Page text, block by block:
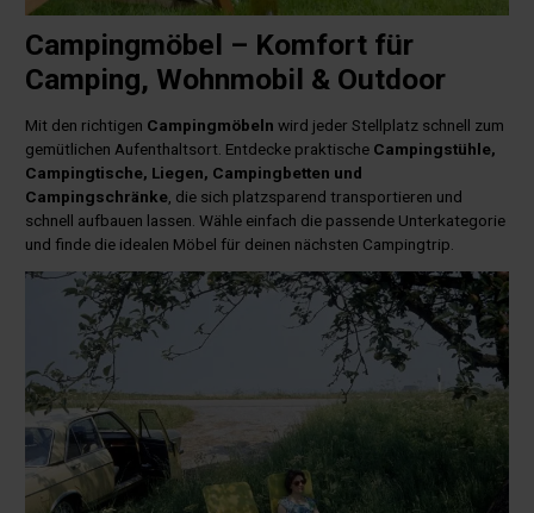
Campingmöbel – Komfort für
Camping, Wohnmobil & Outdoor
Mit den richtigen Campingmöbeln wird jeder Stellplatz schnell zum
gemütlichen Aufenthaltsort. Entdecke praktische Campingstühle,
Campingtische, Liegen, Campingbetten und
Campingschränke , die sich platzsparend transportieren und
schnell aufbauen lassen. Wähle einfach die passende Unterkategorie
und finde die idealen Möbel für deinen nächsten Campingtrip.